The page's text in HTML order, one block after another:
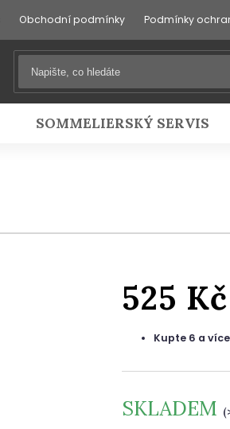
Obchodní podmínky Podmínky
SOMMELIERSKÝ SERVIS
525 Kč
Kupte 6 a
SKLADEM